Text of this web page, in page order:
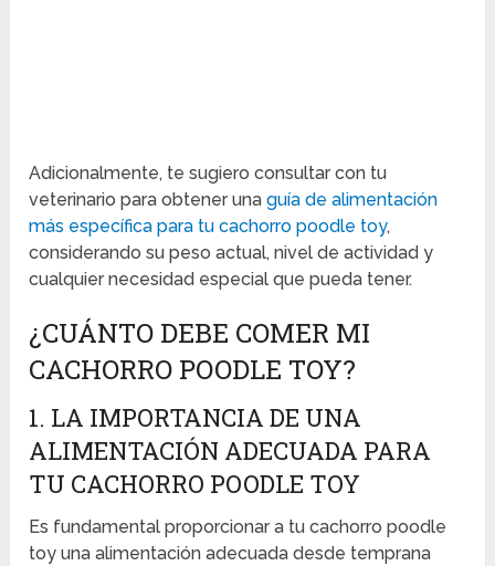
Adicionalmente, te sugiero consultar con tu
veterinario para obtener unaguía de alimentación
más específica para tu cachorro poodle toy,
considerando su peso actual, nivel de actividad y
cualquier necesidad especial que pueda tener.
¿CUÁNTO DEBE COMER MI
CACHORRO POODLE TOY?
1. LA IMPORTANCIA DE UNA
ALIMENTACIÓN ADECUADA PARA
TU CACHORRO POODLE TOY
Es fundamental proporcionar a tu cachorro poodle
toy una alimentación adecuada desde temprana